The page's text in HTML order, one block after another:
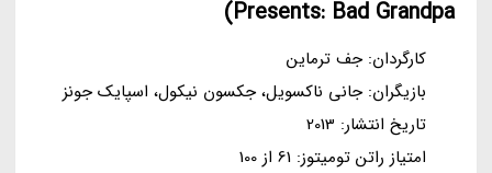
Presents: Bad Grandpa)
کارگردان: جف ترماین
بازیگران: جانی ناکسویل، جکسون نیکول، اسپایک جونز
تاریخ انتشار: 2013
امتیاز راتن تومیتوز: 61 از 100